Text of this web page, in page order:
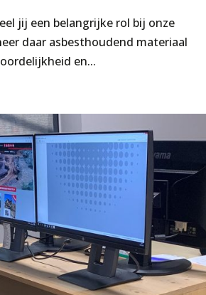
jij een belangrijke rol bij onze
daar asbesthoudend materiaal
en...